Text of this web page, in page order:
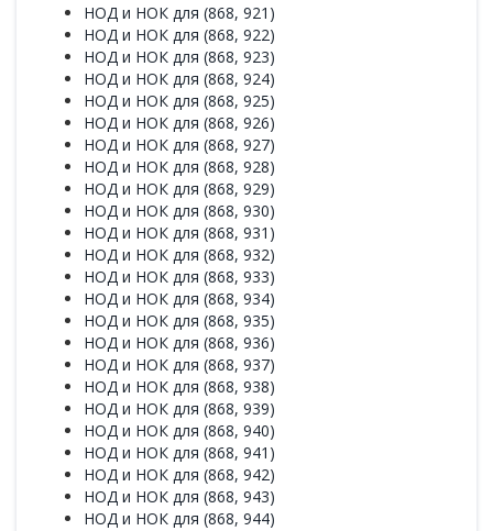
НОД и НОК для (868, 921)
НОД и НОК для (868, 922)
НОД и НОК для (868, 923)
НОД и НОК для (868, 924)
НОД и НОК для (868, 925)
НОД и НОК для (868, 926)
НОД и НОК для (868, 927)
НОД и НОК для (868, 928)
НОД и НОК для (868, 929)
НОД и НОК для (868, 930)
НОД и НОК для (868, 931)
НОД и НОК для (868, 932)
НОД и НОК для (868, 933)
НОД и НОК для (868, 934)
НОД и НОК для (868, 935)
НОД и НОК для (868, 936)
НОД и НОК для (868, 937)
НОД и НОК для (868, 938)
НОД и НОК для (868, 939)
НОД и НОК для (868, 940)
НОД и НОК для (868, 941)
НОД и НОК для (868, 942)
НОД и НОК для (868, 943)
НОД и НОК для (868, 944)